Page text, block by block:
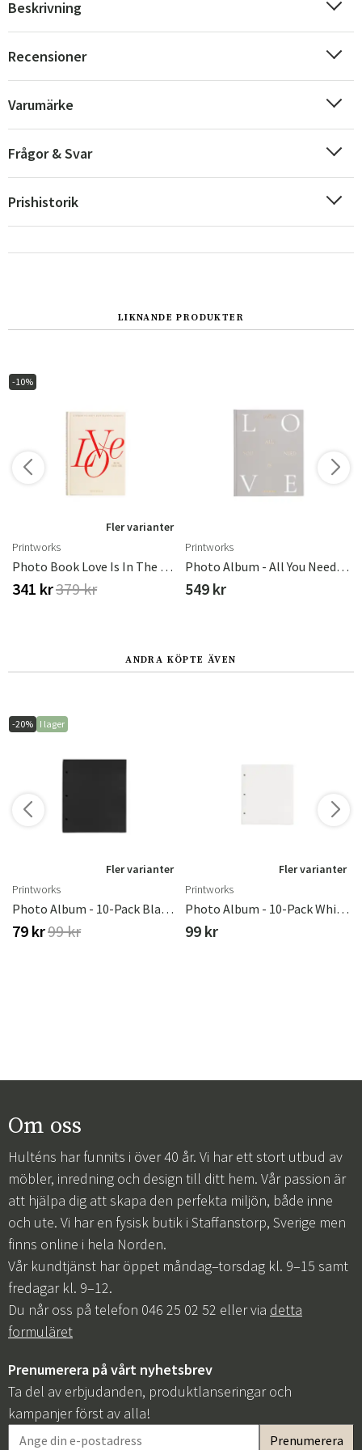
Beskrivning
Recensioner
Varumärke
Frågor & Svar
Prishistorik
LIKNANDE PRODUKTER
-10%
Fler varianter
Printworks
Photo Book Love Is In The Air Beige
341 kr379 kr
Printworks
Photo Album - All You Need Is Love
549 kr
ANDRA KÖPTE ÄVEN
-20% I lager
Fler varianter
Printworks
Photo Album - 10-Pack Black Refill Paper (S)
79 kr99 kr
Fler varianter
Printworks
Photo Album - 10-Pack White Refill Paper (S)
99 kr
Om oss
Hulténs har funnits i över 40 år. Vi har ett stort utbud av
möbler, inredning och design till ditt hem. Vår passion är
att hjälpa dig att skapa den perfekta miljön, både inne
och ute. Vi har en fysisk butik i Staffanstorp, Sverige men
finns online i hela Norden.
Vår kundtjänst har öppet måndag–torsdag kl. 9–15 samt
fredagar kl. 9–12.
Du når oss på telefon 046 25 02 52 eller via detta
formuläret
Prenumerera på vårt nyhetsbrev
Ta del av erbjudanden, produktlanseringar och
kampanjer först av alla!